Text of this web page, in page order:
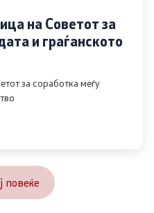
на Советот за
и граѓанското
за соработка меѓу
повеќе